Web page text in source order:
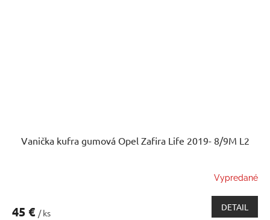
Vanička kufra gumová Opel Zafira Life 2019- 8/9M L2
Vypredané
45 € / ks
DETAIL